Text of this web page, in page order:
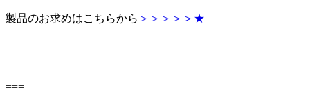
製品のお求めはこちらから ＞＞＞＞＞★
===